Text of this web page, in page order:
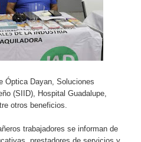
Óptica Dayan, Soluciones
(SIID), Hospital Guadalupe,
otros beneficios.
trabajadores se informan de